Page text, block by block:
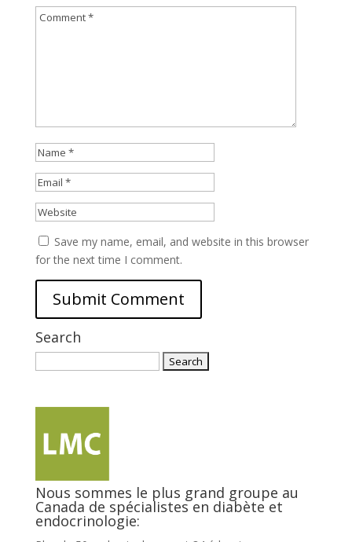
Save my name, email, and website in this browser
for the next time I comment.
Search
Nous sommes le plus grand groupe au
Canada de spécialistes en diabète et
endocrinologie: